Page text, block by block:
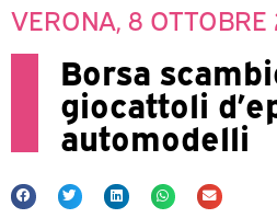
VERONA, 8
Borsa
giocattoli
automodelli